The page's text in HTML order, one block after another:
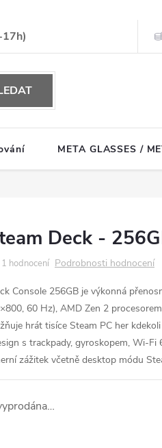
META GLASSES /
Deck -
1 hodnocení Podrobnosti hodnocení
Console 256GB je výkonná
60 Hz), AMD Zen 2
hrát tisíce Steam PC her
s trackpady, gyroskopem, Wi-Fi
zážitek včetně desktop módu